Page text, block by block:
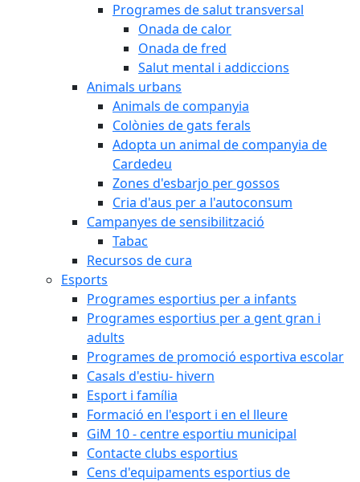
Programes de salut transversal
Onada de calor
Onada de fred
Salut mental i addiccions
Animals urbans
Animals de companyia
Colònies de gats ferals
Adopta un animal de companyia de
Cardedeu
Zones d'esbarjo per gossos
Cria d'aus per a l'autoconsum
Campanyes de sensibilització
Tabac
Recursos de cura
Esports
Programes esportius per a infants
Programes esportius per a gent gran i
adults
Programes de promoció esportiva escolar
Casals d'estiu- hivern
Esport i família
Formació en l'esport i en el lleure
GiM 10 - centre esportiu municipal
Contacte clubs esportius
Cens d'equipaments esportius de